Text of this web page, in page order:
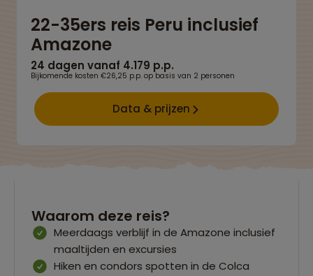
22-35ers reis Peru inclusief
Amazone
24 dagen vanaf 4.179 p.p.
Bijkomende kosten €26,25 p.p. op basis van 2 personen
Data & prijzen
Waarom deze reis?
Meerdaags verblijf in de Amazone inclusief
maaltijden en excursies
Hiken en condors spotten in de Colca